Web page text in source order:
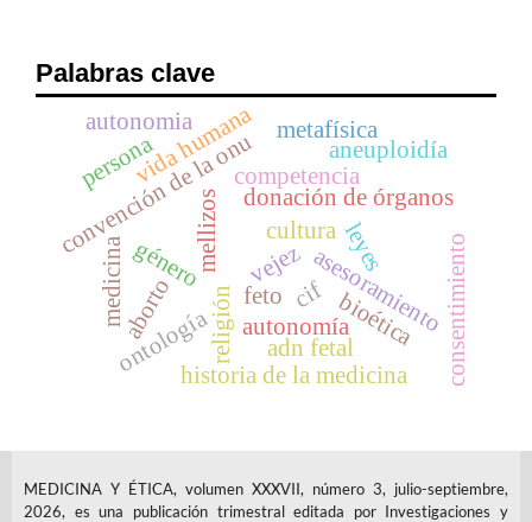
Palabras clave
género
religión
cultura
vejez
donación de órganos
autonomía
competencia
cif
convención de la onu
asesoramiento
aneuploidía
adn fetal
metafísica
ontología
aborto
mellizos
vida humana
medicina
historia de la medicina
leyes
persona
bioética
autonomia
consentimiento
feto
MEDICINA Y ÉTICA, volumen XXXVII, número 3, julio-septiembre,
2026, es una publicación trimestral editada por Investigaciones y